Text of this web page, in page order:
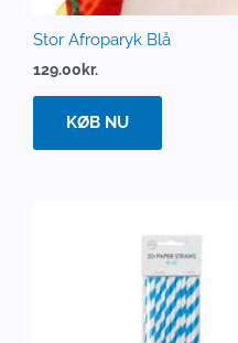
Stor Afroparyk Blå
129.00kr.
KØB NU